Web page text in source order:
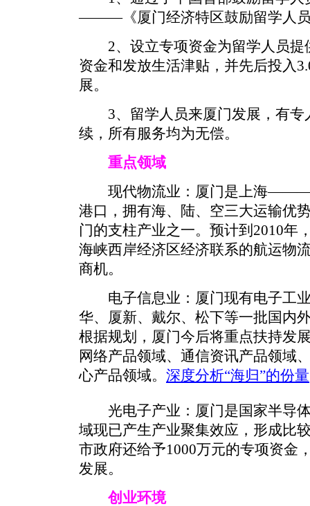
———《厦门经济特区鼓励留学人员
2、设立专项资金为留学人员提
资金和发放生活津贴，并先后投入
展。
3、留学人员来厦门发展，有专
续，所有服务均为无偿。
重点领域
现代物流业：厦门是上海———
港口，拥有海、陆、空三大运输优
门的支柱产业之一。预计到2010年
海峡西岸经济区经济联系的航运物
商机。
电子信息业：厦门现有电子工业
华、厦新、戴尔、松下等一批国内
根据规划，厦门今后将重点扶持发
网络产品领域、通信资讯产品领域
心产品领域。 深度分析“海归”的份量
光电子产业：厦门是国家半导体
域现已产生产业聚集效应，形成比
市政府还给予1000万元的专项资金
发展。
创业环境